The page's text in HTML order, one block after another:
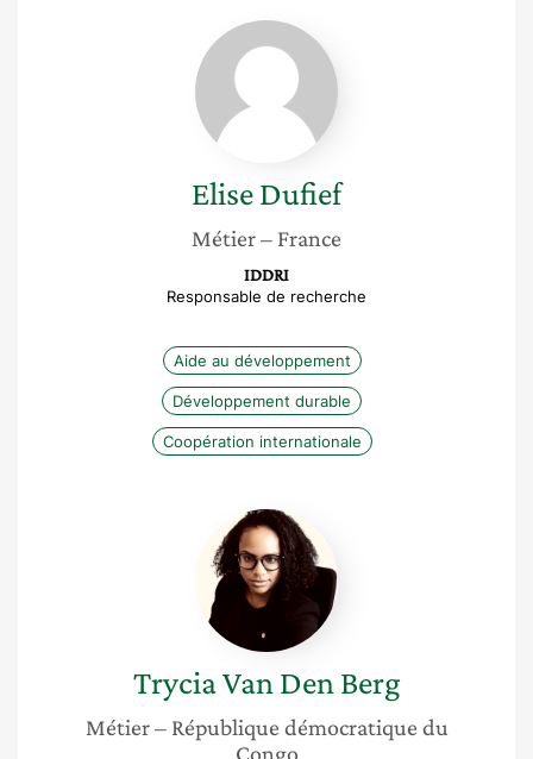
Elise
Dufief
EliseDufief
Métier– France
IDDRI
Responsable de recherche
Aide au développement
Développement durable
Coopération internationale
Trycia
Van
Den
Berg
TryciaVan Den Berg
Métier – République démocratique du
Congo